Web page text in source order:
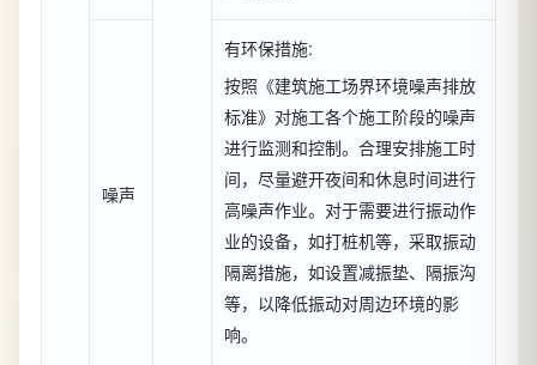
噪声
有环保措施:
按照《建筑施工场界环境噪声排放
标准》对施工各个施工阶段的噪声
进行监测和控制。合理安排施工时
间，尽量避开夜间和休息时间进行
高噪声作业。对于需要进行振动作
业的设备，如打桩机等，采取振动
隔离措施，如设置减振垫、隔振沟
等，以降低振动对周边环境的影
响。